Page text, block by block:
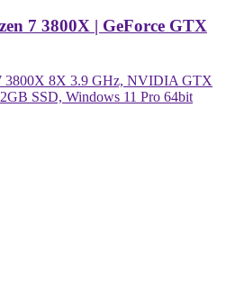
7 3800X | GeForce GTX